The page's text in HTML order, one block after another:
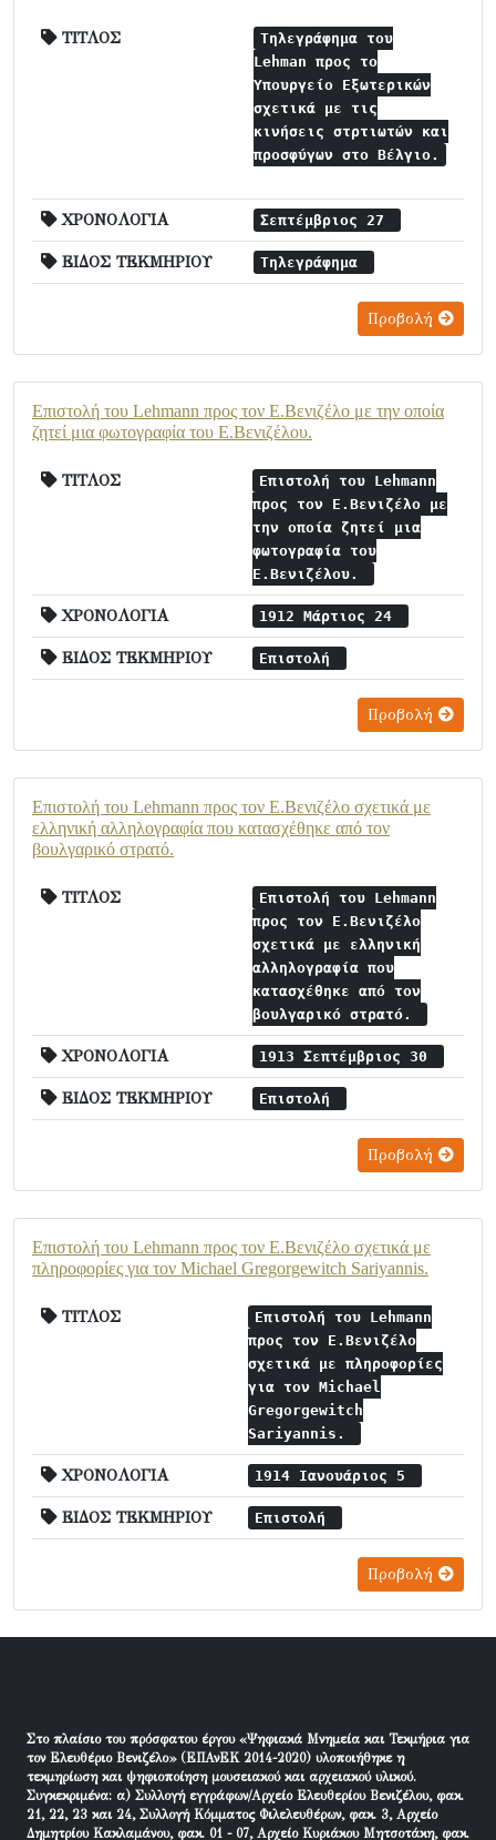
ΤΙΤΛΟΣ
Τηλεγράφημα του
Lehman προς το
Υπουργείο Εξωτερικών
σχετικά με τις
κινήσεις στρτιωτών και
προσφύγων στο Βέλγιο.
ΧΡΟΝΟΛΟΓΙΑ Σεπτέμβριος 27
ΕΙΔΟΣ ΤΕΚΜΗΡΙΟΥ Τηλεγράφημα
Προβολή
Επιστολή του Lehmann προς τον Ε.Βενιζέλο με την οποία
ζητεί μια φωτογραφία του Ε.Βενιζέλου.
ΤΙΤΛΟΣ
Επιστολή του Lehmann
προς τον Ε.Βενιζέλο με
την οποία ζητεί μια
φωτογραφία του
Ε.Βενιζέλου.
ΧΡΟΝΟΛΟΓΙΑ 1912 Μάρτιος 24
ΕΙΔΟΣ ΤΕΚΜΗΡΙΟΥ Επιστολή
Προβολή
Επιστολή του Lehmann προς τον Ε.Βενιζέλο σχετικά με
ελληνική αλληλογραφία που κατασχέθηκε από τον
βουλγαρικό στρατό.
ΤΙΤΛΟΣ
Επιστολή του Lehmann
προς τον Ε.Βενιζέλο
σχετικά με ελληνική
αλληλογραφία που
κατασχέθηκε από τον
βουλγαρικό στρατό.
ΧΡΟΝΟΛΟΓΙΑ 1913 Σεπτέμβριος 30
ΕΙΔΟΣ ΤΕΚΜΗΡΙΟΥ Επιστολή
Προβολή
Επιστολή του Lehmann προς τον Ε.Βενιζέλο σχετικά με
πληροφορίες για τον Michael Gregorgewitch Sariyannis.
ΤΙΤΛΟΣ
Επιστολή του Lehmann
προς τον Ε.Βενιζέλο
σχετικά με πληροφορίες
για τον Michael
Gregorgewitch
Sariyannis.
ΧΡΟΝΟΛΟΓΙΑ 1914 Ιανουάριος 5
ΕΙΔΟΣ ΤΕΚΜΗΡΙΟΥ Επιστολή
Προβολή
Στο πλαίσιο του πρόσφατου έργου «Ψηφιακά Μνημεία και Τεκμήρια για
τον Ελευθέριο Βενιζέλο» (ΕΠΑνΕΚ 2014-2020) υλοποιήθηκε η
τεκμηρίωση και ψηφιοποίηση μουσειακού και αρχειακού υλικού.
Συγκεκριμένα: α) Συλλογή εγγράφων/Αρχείο Ελευθερίου Βενιζέλου, φακ.
21, 22, 23 και 24, Συλλογή Κόμματος Φιλελευθέρων, φακ. 3, Αρχείο
Δημητρίου Κακλαμάνου, φακ. 01 - 07, Αρχείο Κυριάκου Μητσοτάκη, φακ.